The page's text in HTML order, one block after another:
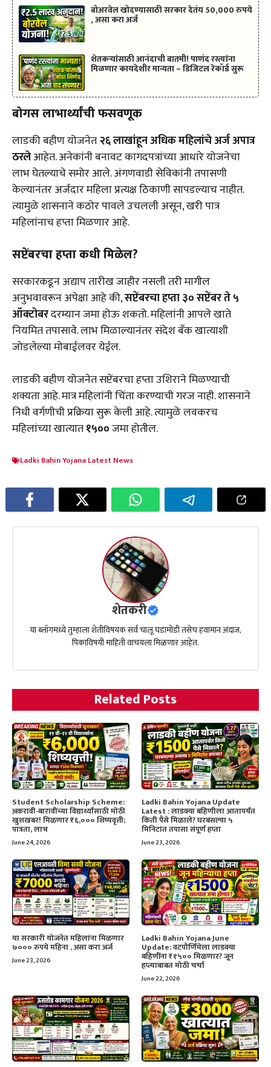
बोअरवेल खोदण्यासाठी सरकार देतंय 50,000 रुपये
, असा करा अर्ज
शेतकऱ्यांसाठी आनंदाची बातमी! पाणंद रस्त्यांना
मिळणार कायदेशीर मान्यता – डिजिटल रेकॉर्ड सुरू
बोगस लाभार्थ्यांची फसवणूक
लाडकी बहीण योजनेत२६ लाखांहून अधिक महिलांचे अर्ज अपात्र
ठरलेआहेत. अनेकांनी बनावट कागदपत्रांच्या आधारे योजनेचा
लाभ घेतल्याचे समोर आले. अंगणवाडी सेविकांनी तपासणी
केल्यानंतर अर्जदार महिला प्रत्यक्ष ठिकाणी सापडल्याच नाहीत.
त्यामुळे शासनाने कठोर पावले उचलली असून, खरी पात्र
महिलांनाच हप्ता मिळणार आहे.
सप्टेंबरचा हप्ता कधी मिळेल?
सरकारकडून अद्याप तारीख जाहीर नसली तरी मागील
अनुभवावरून अपेक्षा आहे की,सप्टेंबरचा हप्ता ३० सप्टेंबर ते ५
ऑक्टोबरदरम्यान जमा होऊ शकतो. महिलांनी आपले खाते
नियमित तपासावे. लाभ मिळाल्यानंतर संदेश बँक खात्याशी
जोडलेल्या मोबाईलवर येईल.
लाडकी बहीण योजनेत सप्टेंबरचा हप्ता उशिराने मिळण्याची
शक्यता आहे. मात्र महिलांनी चिंता करण्याची गरज नाही. शासनाने
निधी वर्गणीची प्रक्रिया सुरू केली आहे. त्यामुळे लवकरच
महिलांच्या खात्यात₹१५००जमा होतील.
Ladki Bahin Yojana Latest News
शेतकरी
या ब्लॉगमध्ये तुम्हाला शेतीविषयक सर्व चालू घडामोडी तसेच हवामान अंदाज,
पिकाविषयी माहिती वाचयला मिळणार आहेत.
Related Posts
Student Scholarship Scheme:
अकरावी-बारावीच्या विद्यार्थ्यांसाठी मोठी
खुशखबर! मिळणार ₹६,००० शिष्यवृत्ती;
पात्रता, लाभ
June 24, 2026
Ladki Bahin Yojana Update
Latest : लाडक्या बहिणीला आतापर्यंत
किती पैसे मिळाले? घरबसल्या ५
मिनिटांत तपासा संपूर्ण हप्ता
June 23, 2026
या सरकारी योजनेत महिलांना मिळणार
७००० रुपये महिना , असा करा अर्ज
June 23, 2026
Ladki Bahin Yojana June
Update: वटपौर्णिमेला लाडक्या
बहिणींना ₹१५०० मिळणार? जून
हप्त्याबाबत मोठी चर्चा
June 22, 2026